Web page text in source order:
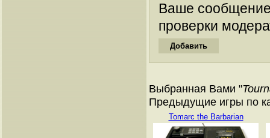
Ваше
проверки
Выбранная Вами "
Предыдущие игры по
Tomarc the Barbarian